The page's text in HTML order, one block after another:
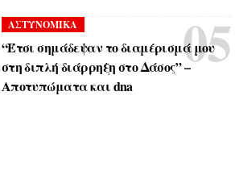
ΑΣΤΥΝΟΜΙΚΑ
“Έτσι σημάδεψαν το διαμέρισμά μου
στη διπλή διάρρηξη στο Δάσος” –
Αποτυπώματα και dna